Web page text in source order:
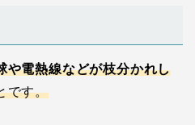
や電熱線などが枝分かれし
です。